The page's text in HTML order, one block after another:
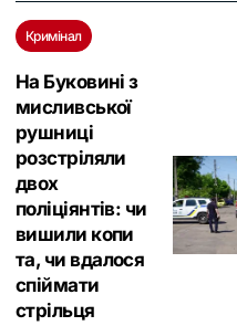
Кримінал
На Буковині з
мисливської
рушниці
розстріляли
двох
поліціянтів: чи
вишили копи
та, чи вдалося
спіймати
стрільця